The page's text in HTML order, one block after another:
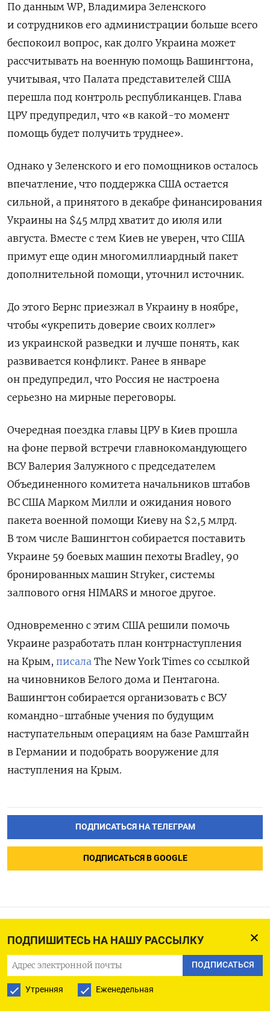
ПОДПИШИТЕСЬ НА НАШУ РАССЫЛКУ
ПОДПИСАТЬСЯ
Утренняя Еженедельная
По данным WP, Владимира Зеленского
и сотрудников его администрации больше всего
беспокоил вопрос, как долго Украина может
рассчитывать на военную помощь Вашингтона,
учитывая, что Палата представителей США
перешла под контроль республиканцев. Глава
ЦРУ предупредил, что «в какой-то момент
помощь будет получить труднее».
Однако у Зеленского и его помощников осталось
впечатление, что поддержка США остается
сильной, а принятого в декабре финансирования
Украины на $45 млрд хватит до июля или
августа. Вместе с тем Киев не уверен, что США
примут еще один многомиллиардный пакет
дополнительной помощи, уточнил источник.
До этого Бернс приезжал в Украину в ноябре,
чтобы «укрепить доверие своих коллег»
из украинской разведки и лучше понять, как
развивается конфликт. Ранее в январе
он предупредил, что Россия не настроена
серьезно на мирные переговоры.
Очередная поездка главы ЦРУ в Киев прошла
на фоне первой встречи главнокомандующего
ВСУ Валерия Залужного с председателем
Объединенного комитета начальников штабов
ВС США Марком Милли и ожидания нового
пакета военной помощи Киеву на $2,5 млрд.
В том числе Вашингтон собирается поставить
Украине 59 боевых машин пехоты Bradley, 90
бронированных машин Stryker, системы
залпового огня HIMARS и многое другое.
Одновременно с этим США решили помочь
Украине разработать план контрнаступления
на Крым, писала The New York Times со ссылкой
на чиновников Белого дома и Пентагона.
Вашингтон собирается организовать с ВСУ
командно-штабные учения по будущим
наступательным операциям на базе Рамштайн
в Германии и подобрать вооружение для
наступления на Крым.
ПОДПИСАТЬСЯ НА ТЕЛЕГРАМ
ПОДПИСАТЬСЯ В GOOGLE
Остатки на корсчетах в
Нацбанке Казахстана на 19
янв выросли до 521,627
млрд тенге